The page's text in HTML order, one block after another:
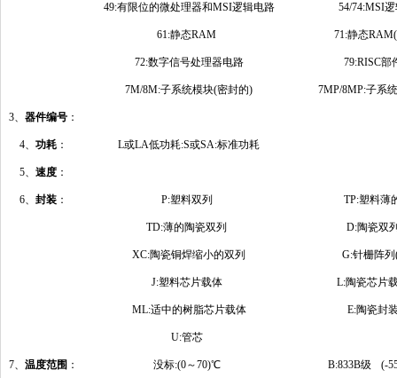
49:有限位的微处理器和MSI逻辑电路 54/74:MSI
61:静态RAM 71:静态
72:数字信号处理器电路 79:RISC部
7M/8M:子系统模块(密封的) 7MP/8MP:子系
3、 器件编号 ：
4、 功耗 ： L或LA低功耗:S或SA:标准功耗
5、 速度 ：
6、 封装 ： P:塑料双列 TP:塑料薄
TD:薄的陶瓷双列 D:陶瓷双
XC:陶瓷铜焊缩小的双列 G:针栅阵
J:塑料芯片载体 L:陶瓷芯片
ML:适中的树脂芯片载体 E:陶瓷封
U:管芯
7、 温度范围 ： 没标:(0～70)℃ B:833B级 (-